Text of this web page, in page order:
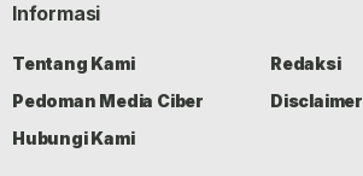
Informasi
Tentang Kami
Redaksi
Pedoman Media Ciber
Disclaimer
Hubungi Kami